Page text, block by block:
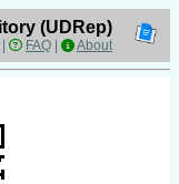
(UDRep)
| FAQ About